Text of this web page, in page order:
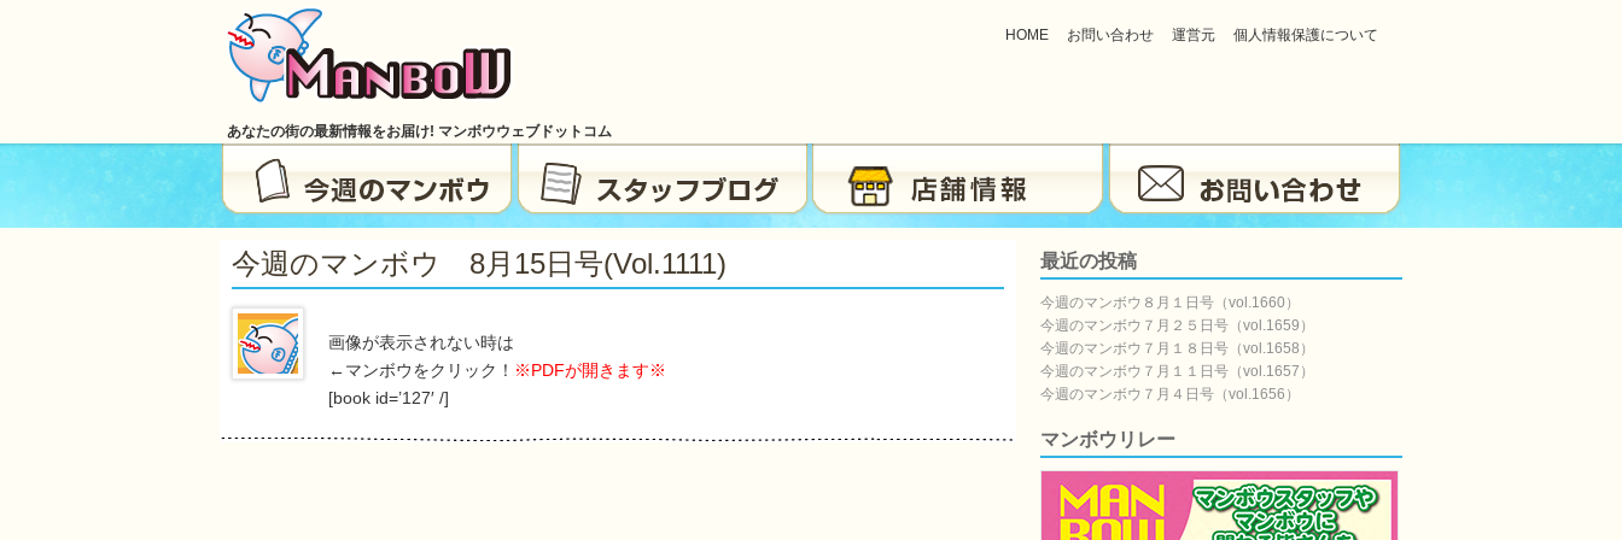
あなたの街の最新情報をお届け! マンボウウェブドットコム
HOME お問い合わせ 運営元 個人情報保護について
今週のマンボウ 8月15日号(vol.1111)
画像が表示されない時は
←マンボウをクリック！ ※PDFが開きます※
[book id=’127′ /]
最近の投稿
今週のマンボウ８月１日号（vol.1660）
今週のマンボウ７月２５日号（vol.1659）
今週のマンボウ７月１８日号（vol.1658）
今週のマンボウ７月１１日号（vol.1657）
今週のマンボウ７月４日号（vol.1656）
マンボウリレー